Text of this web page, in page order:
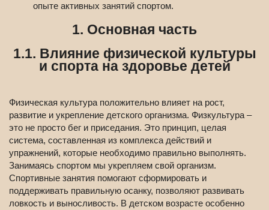
опыте активных занятий спортом.
1. Основная часть
1.1. Влияние физической культуры
и спорта на здоровье детей
Физическая культура положительно влияет на рост,
развитие и укрепление детского организма. Физкультура –
это не просто бег и приседания. Это принцип, целая
система, составленная из комплекса действий и
упражнений, которые необходимо правильно выполнять.
Занимаясь спортом мы укрепляем свой организм.
Спортивные занятия помогают сформировать и
поддерживать правильную осанку, позволяют развивать
ловкость и выносливость. В детском возрасте особенно